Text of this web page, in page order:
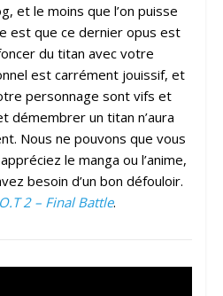
et le moins que l’on puisse
est que ce dernier opus est
du titan avec votre
est carrément jouissif, et
personnage sont vifs et
démembrer un titan n’aura
Nous ne pouvons que vous
le manga ou l’anime,
besoin d’un bon défouloir.
2 – Final Battle.